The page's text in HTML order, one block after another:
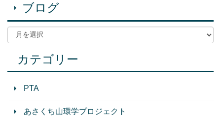
ブログ
カテゴリー
PTA
あさくち山環学プロジェクト